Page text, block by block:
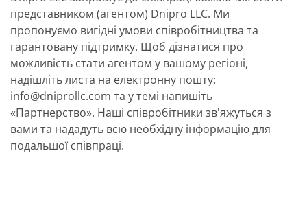
представником (агентом) Dnipro LLC. Ми
пропонуємо вигідні умови співробітництва та
гарантовану підтримку. Щоб дізнатися про
можливість стати агентом у вашому регіоні,
надішліть листа на електронну пошту:
info@dniprollc.com та у темі напишіть
«Партнерство». Наші співробітники зв'яжуться з
вами та нададуть всю необхідну інформацію для
подальшої співпраці.